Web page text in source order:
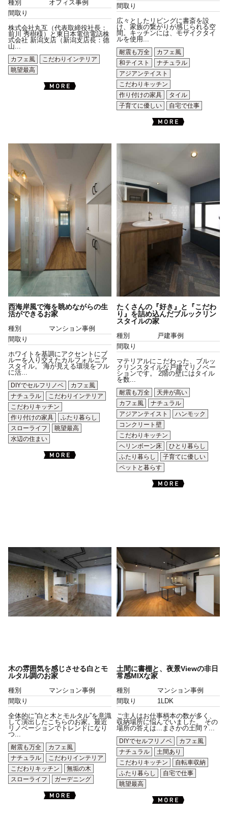
種別
オフィス事例
間取り
株式会社丸互（代表取締役社長：
前川 秀樹様）と東日本電信電話株
式会社 新潟支店（新潟支店長：德
山...
カフェ風
こだわりインテリア
眺望最高
間取り
広々としたリビングに書斎を設
け、家族の繋がりが感じられる空
間。キッチンには、モザイクタイ
ルを使用...
耐震も万全
カフェ風
和テイスト
ナチュラル
アジアンテイスト
こだわりキッチン
作り付けの家具
タイル
子育てに優しい
自宅で仕事
西海岸風で海を眺めながらの生
活ができるお家
種別
マンション事例
間取り
ホワイトを基調にアクセントにブ
ルーを入り交えたカルフォルニア
スタイル。 海が見える環境をフル
に活...
DIYでセルフリノベ
カフェ風
ナチュラル
こだわりインテリア
こだわりキッチン
作り付けの家具
ふたり暮らし
スローライフ
眺望最高
水辺の住まい
たくさんの『好き』と『こだわ
り』を詰め込んだブルックリン
スタイルの家
種別
戸建事例
間取り
マテリアルにこだわった、ブルッ
クリンスタイルな戸建てリノベー
ションです。 2階の壁にはタイル
を数...
耐震も万全
天井が高い
カフェ風
ナチュラル
アジアンテイスト
ハンモック
コンクリート壁
こだわりキッチン
ヘリンボーン床
ひとり暮らし
ふたり暮らし
子育てに優しい
ペットと暮らす
木の雰囲気を感じさせる白とモ
ルタル調のお家
種別
マンション事例
間取り
全体的に”白と木とモルタル”を意識
して演出したこちらのお家。最近
リノベーションでトレンドになり
つ...
耐震も万全
カフェ風
ナチュラル
こだわりインテリア
こだわりキッチン
無垢の木
スローライフ
ガーデニング
土間に書棚と、夜景Viewの非日
常感MIXな家
種別
マンション事例
間取り
1LDK
ご主人はお仕事柄本の数が多く、
収納場所に悩んでいました。 その
場所の答えは...まさかの土間？...
DIYでセルフリノベ
カフェ風
ナチュラル
土間あり
こだわりキッチン
自転車収納
ふたり暮らし
自宅で仕事
眺望最高